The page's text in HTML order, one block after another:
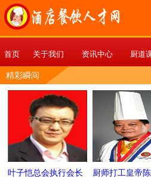
首页 关于我们 资讯中心 厨道
精彩瞬间
叶子恺总会执行会长 厨师打工皇帝